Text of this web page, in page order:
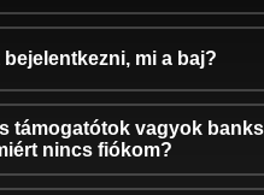
bejelentkezni, mi a baj?
támogatótok vagyok
nincs fiókom?